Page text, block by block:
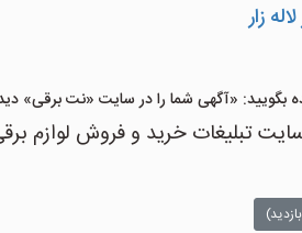
زار
«آگهی شما را در سایت «نت برقی» دیده ام و کد
تبلیغات خرید و فروش لوازم